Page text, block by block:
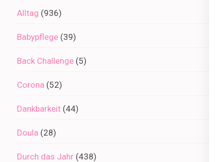
Alltag (936)
Babypflege (39)
Back Challenge (5)
Corona (52)
Dankbarkeit (44)
Doula (28)
Durch das Jahr (438)